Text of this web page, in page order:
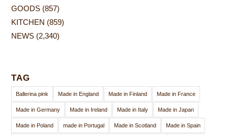
GOODS (857)
KITCHEN (859)
NEWS (2,340)
TAG
Ballerina pink Made in England Made in Finland Made in France
Made in Germany Made in Ireland Made in Italy Made in Japan
Made in Poland made in Portugal Made in Scotland Made in Spain